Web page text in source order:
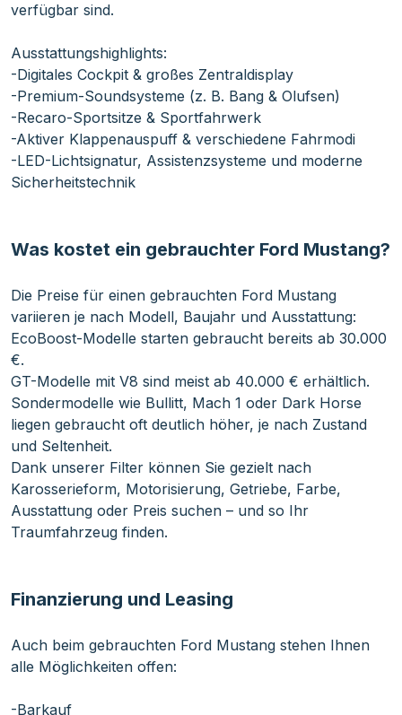
verfügbar sind.
Ausstattungshighlights:
-Digitales Cockpit & großes Zentraldisplay
-Premium-Soundsysteme (z. B. Bang & Olufsen)
-Recaro-Sportsitze & Sportfahrwerk
-Aktiver Klappenauspuff & verschiedene Fahrmodi
-LED-Lichtsignatur, Assistenzsysteme und moderne
Sicherheitstechnik
Was kostet ein gebrauchter Ford Mustang?
Die Preise für einen gebrauchten Ford Mustang
variieren je nach Modell, Baujahr und Ausstattung:
EcoBoost-Modelle starten gebraucht bereits ab 30.000
€.
GT-Modelle mit V8 sind meist ab 40.000 € erhältlich.
Sondermodelle wie Bullitt, Mach 1 oder Dark Horse
liegen gebraucht oft deutlich höher, je nach Zustand
und Seltenheit.
Dank unserer Filter können Sie gezielt nach
Karosserieform, Motorisierung, Getriebe, Farbe,
Ausstattung oder Preis suchen – und so Ihr
Traumfahrzeug finden.
Finanzierung und Leasing
Auch beim gebrauchten Ford Mustang stehen Ihnen
alle Möglichkeiten offen:
-Barkauf